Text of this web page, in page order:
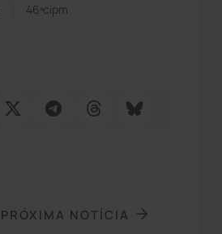
46ªcipm
PRÓXIMA NOTÍCIA